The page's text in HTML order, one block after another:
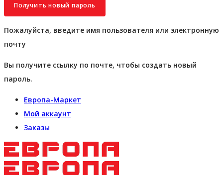
Пожалуйста, введите имя пользователя или электронную
почту
Вы получите ссылку по почте, чтобы создать новый
пароль.
Европа-Маркет
Мой аккаунт
Заказы